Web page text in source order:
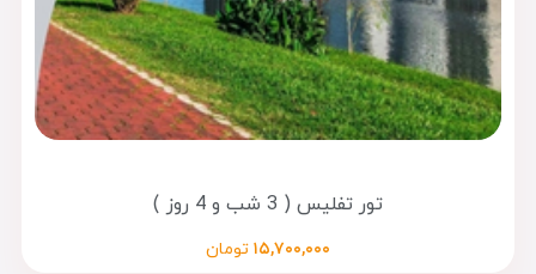
تور تفلیس ( 3 شب و 4 روز )
۱۵,۷۰۰,۰۰۰ تومان